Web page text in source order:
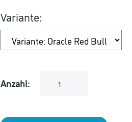
Variante:
Anzahl: